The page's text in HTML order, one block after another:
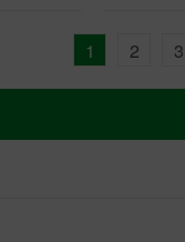
1 2 3